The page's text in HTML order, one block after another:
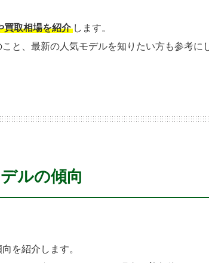
買取相場を紹介 します。
と、最新の人気モデルを知りたい方も参考に
ルの傾向
を紹介します。